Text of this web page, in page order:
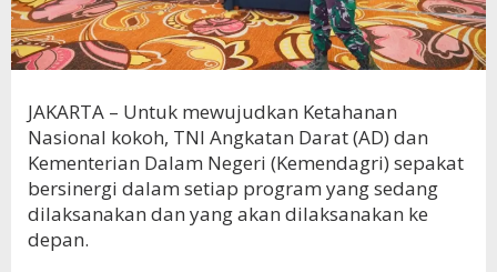
JAKARTA – Untuk mewujudkan Ketahanan
Nasional kokoh, TNI Angkatan Darat (AD) dan
Kementerian Dalam Negeri (Kemendagri) sepakat
bersinergi dalam setiap program yang sedang
dilaksanakan dan yang akan dilaksanakan ke
depan.